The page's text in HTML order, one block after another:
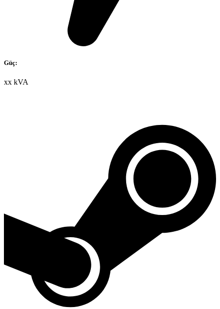
Güç:
xx kVA